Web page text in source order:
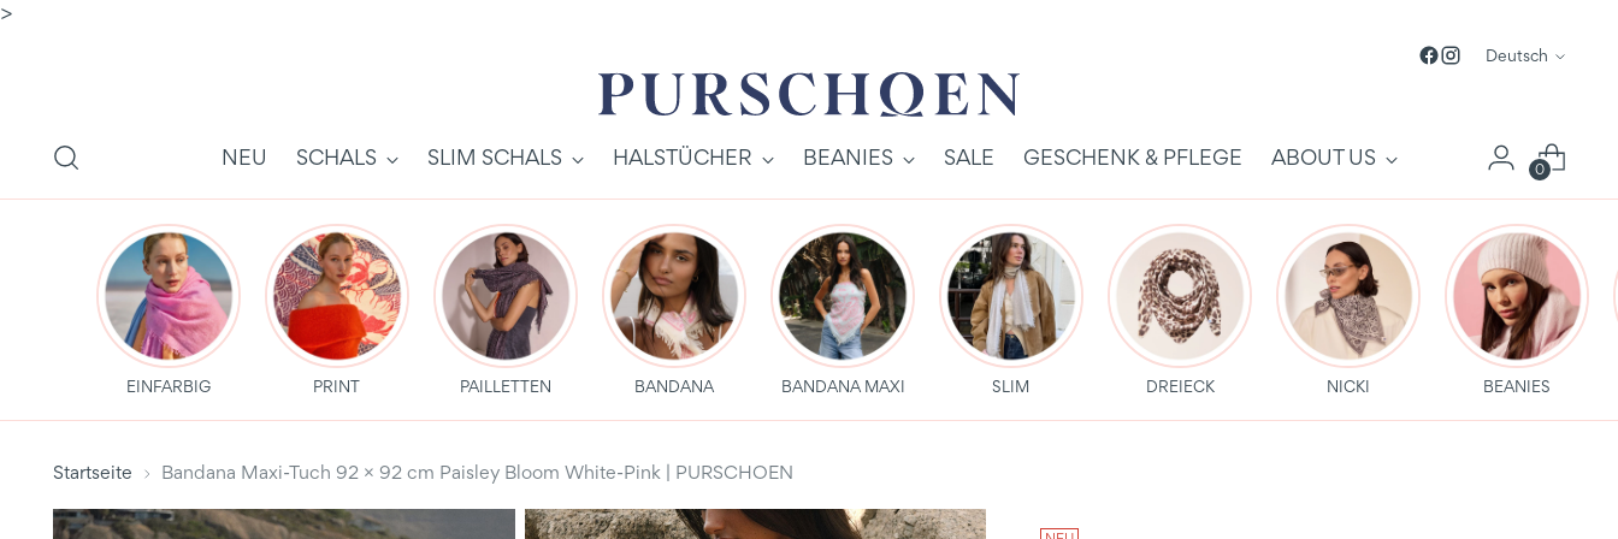
>
Sprache
Deutsch
NEU SCHALS SLIM SCHALS HALSTÜCHER BEANIES SALE GESCHENK & PFLEGE ABOUT US 0
EINFARBIG PRINT PAILLETTEN BANDANA BANDANA MAXI SLIM DREIECK NICKI BEANIES
Startseite Bandana Maxi-Tuch 92 × 92 cm Paisley Bloom White-Pink | PURSCHOEN